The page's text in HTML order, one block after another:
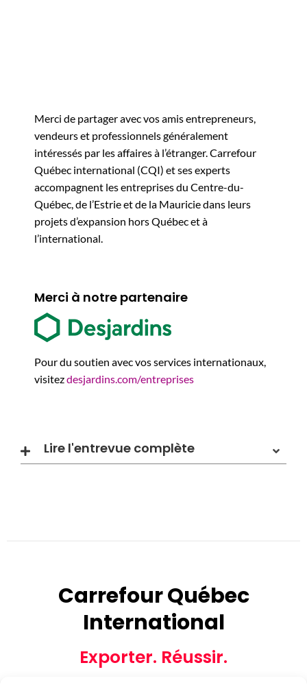
Merci de partager avec vos amis entrepreneurs,
vendeurs et professionnels généralement
intéressés par les affaires à l’étranger. Carrefour
Québec international (CQI) et ses experts
accompagnent les entreprises du Centre-du-
Québec, de l’Estrie et de la Mauricie dans leurs
projets d’expansion hors Québec et à
l’international.
Merci à notre partenaire
Pour du soutien avec vos services internationaux,
visitezdesjardins.com/entreprises
Lire l'entrevue complète
Carrefour Québec
International
Exporter. Réussir.